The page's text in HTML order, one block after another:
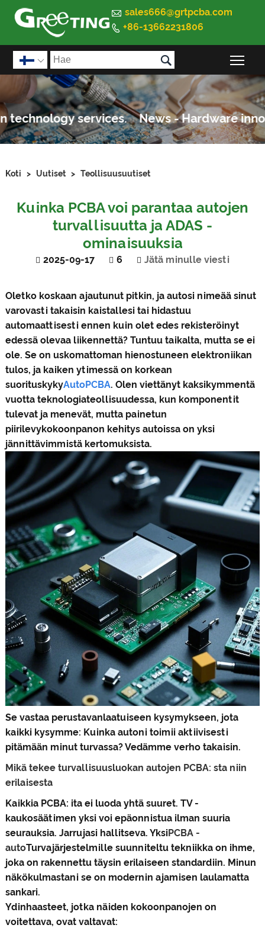
 sales666@grtpcba.com
 +86-13662231806
 
Koti > Uutiset > Teollisuusuutiset
Kuinka PCBA voi parantaa autojen
turvallisuutta ja ADAS -
ominaisuuksia
2025-09-17 6 Jätä minulle viesti
Oletko koskaan ajautunut pitkin, ja autosi nimeää sinut
varovasti takaisin kaistallesi tai hidastuu
automaattisesti ennen kuin olet edes rekisteröinyt
edessä olevaa liikennettä? Tuntuu taikalta, mutta se ei
ole. Se on uskomattoman hienostuneen elektroniikan
tulos, ja kaiken ytimessä on korkean
suorituskykyAutoPCBA. Olen viettänyt kaksikymmentä
vuotta teknologiateollisuudessa, kun komponentit
tulevat ja menevät, mutta painetun
piirilevykokoonpanon kehitys autoissa on yksi
jännittävimmistä kertomuksista.
Se vastaa perustavanlaatuiseen kysymykseen, jota
kaikki kysymme: Kuinka autoni toimii aktiivisesti
pitämään minut turvassa? Vedämme verho takaisin.
Mikä tekee turvallisuusluokan autojen PCBA: sta niin
erilaisesta
Kaikkia PCBA: ita ei luoda yhtä suuret. TV -
kaukosäätimen yksi voi epäonnistua ilman suuria
seurauksia. Jarrujasi hallitseva. YksiPCBA -
autoTurvajärjestelmille suunniteltu tekniikka on ihme,
joka on rakennettu täysin erilaiseen standardiin. Minun
näkökulmastani se on modernin ajamisen laulamatta
sankari.
Ydinhaasteet, jotka näiden kokoonpanojen on
voitettava, ovat valtavat: